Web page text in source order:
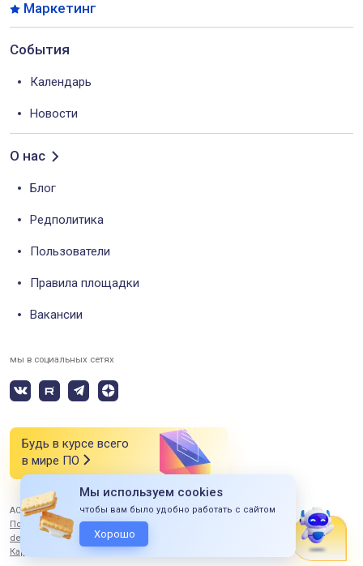
Маркетинг
События
Календарь
Новости
О нас
Блог
Редполитика
Пользователи
Правила площадки
Вакансии
мы в социальных сетях
Будь в курсе всего
в мире ПО
АО «СИЭСДИ» 2026 Все права защищены
Политика конфиденциальности
design by ITERBI
Карта сайта
Мы используем cookies
чтобы вам было удобно работать с сайтом
Хорошо